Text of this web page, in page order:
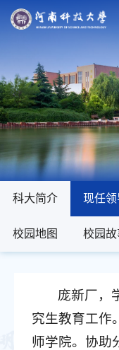
科大简介 现任领
校园地图 校园故
庞新厂，
究生教育工作
师学院。协助